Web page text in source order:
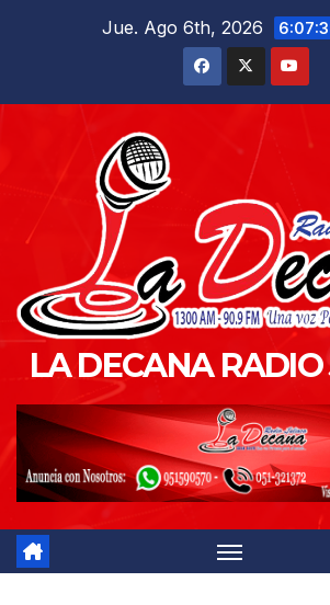
Jue. Ago 6th, 2026
LA DECANA